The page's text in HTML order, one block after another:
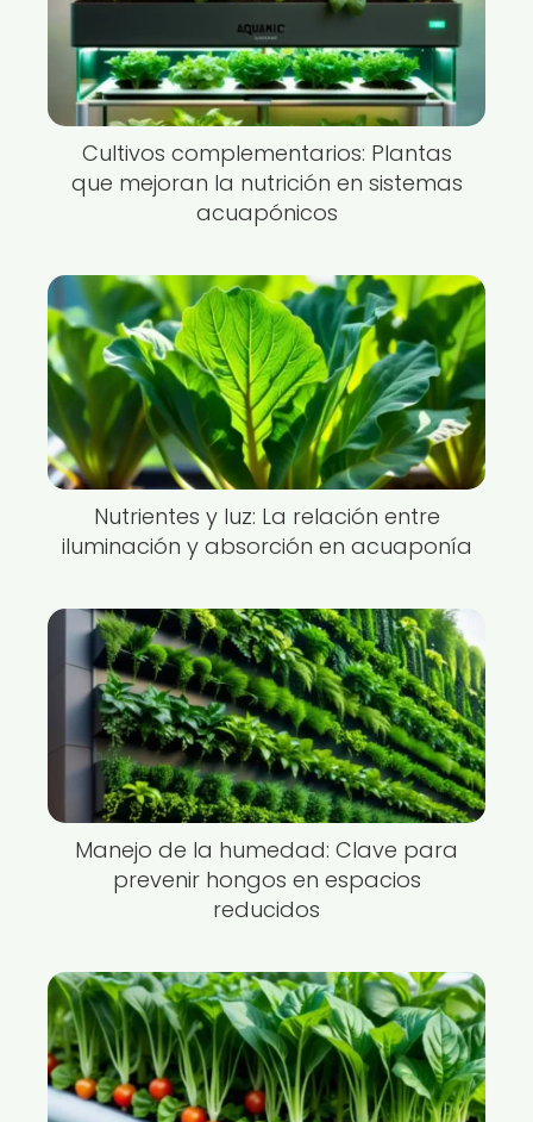
Cultivos complementarios: Plantas
que mejoran la nutrición en sistemas
acuapónicos
Nutrientes y luz: La relación entre
iluminación y absorción en acuaponía
Manejo de la humedad: Clave para
prevenir hongos en espacios
reducidos